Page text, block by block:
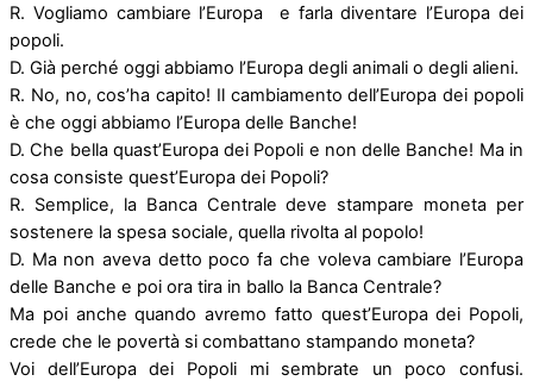
R. Vogliamo cambiare l’Europa e farla diventare l’Europa dei
popoli.
D. Già perché oggi abbiamo l’Europa degli animali o degli alieni.
R. No, no, cos’ha capito! Il cambiamento dell’Europa dei popoli
è che oggi abbiamo l’Europa delle Banche!
D. Che bella quast’Europa dei Popoli e non delle Banche! Ma in
cosa consiste quest’Europa dei Popoli?
R. Semplice, la Banca Centrale deve stampare moneta per
sostenere la spesa sociale, quella rivolta al popolo!
D. Ma non aveva detto poco fa che voleva cambiare l’Europa
delle Banche e poi ora tira in ballo la Banca Centrale?
Ma poi anche quando avremo fatto quest’Europa dei Popoli,
crede che le povertà si combattano stampando moneta?
Voi dell’Europa dei Popoli mi sembrate un poco confusi.